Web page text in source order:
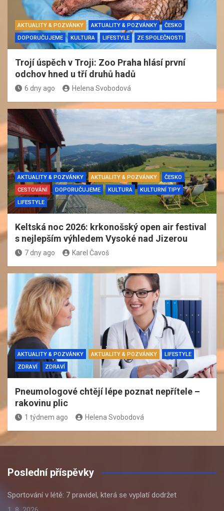
AKTUALITY & POZVÁNKY AKTUALITY & POZVÁNKY
ČESKO
DOPORUČUJEME
KULTURA LIFESTYLE ZE SPOLEČNOSTI
Trojí úspěch v Troji: Zoo Praha hlásí první
odchov hned u tří druhů hadů
6 dny ago Helena Svobodová
AKTUALITY & POZVÁNKY AKTUALITY & POZVÁNKY
ČESKO
CESTOVÁNÍ
DOPORUČUJEME KULTURA
KULTURNÍ TIPY
LIFESTYLE
Keltská noc 2026: krkonošský open air festival
s nejlepším výhledem Vysoké nad Jizerou
7 dny ago Karel Čavoš
AKTUALITY & POZVÁNKY AKTUALITY & POZVÁNKY
LIFESTYLE
ZDRAVÍ
ZDRAVÍ
Pneumologové chtějí lépe poznat nepřítele –
rakovinu plic
1 týdnem ago Helena Svobodová
Poslední příspěvky
Sportování v létě: 7 pravidel, která se vyplatí dodržet